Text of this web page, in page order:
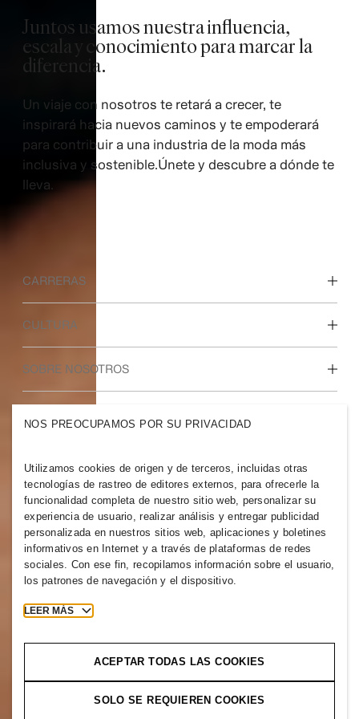
Juntos usamos nuestra influencia,
escala y conocimiento para marcar la
diferencia.
Un viaje con nosotros te retará a crecer, te
inspirará hacia nuevos caminos y te empoderará
para contribuir a una industria de la moda más
inclusiva y sostenible.Únete y descubre a dónde te
lleva.
CARRERAS
Descubre nuestras áreas de trabajo
CULTURA
Nuestra cultura y beneficios
SOBRE NOSOTROS
Sostenibilidad
MEXICO
Prensa Políticas y privacidad
Cookies
2026 H & M Hennes and Mauritz AB.
NOS PREOCUPAMOS POR SU PRIVACIDAD
Utilizamos cookies de origen y de terceros, incluidas otras
tecnologías de rastreo de editores externos, para ofrecerle la
funcionalidad completa de nuestro sitio web, personalizar su
experiencia de usuario, realizar análisis y entregar publicidad
personalizada en nuestros sitios web, aplicaciones y boletines
informativos en Internet y a través de plataformas de redes
sociales. Con ese fin, recopilamos información sobre el usuario,
los patrones de navegación y el dispositivo.
LEER MÁS
ACEPTAR TODAS LAS COOKIES
SOLO SE REQUIEREN COOKIES